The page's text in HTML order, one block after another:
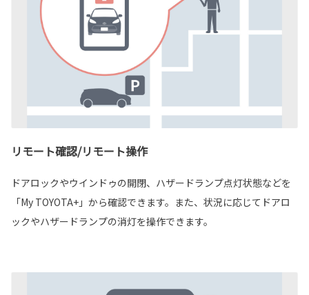
リモート確認/リモート操作
ドアロックやウインドゥの開閉、ハザードランプ点灯状態などを
「My TOYOTA+」から確認できます。また、状況に応じてドアロ
ックやハザードランプの消灯を操作できます。